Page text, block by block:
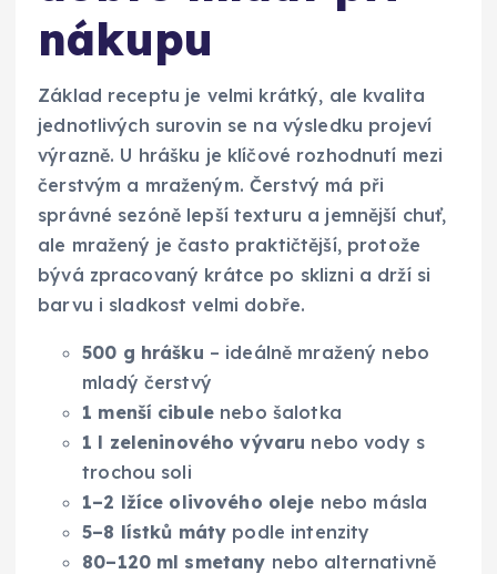
nákupu
Základ receptu je velmi krátký, ale kvalita
jednotlivých surovin se na výsledku projeví
výrazně. U hrášku je klíčové rozhodnutí mezi
čerstvým a mraženým. Čerstvý má při
správné sezóně lepší texturu a jemnější chuť,
ale mražený je často praktičtější, protože
bývá zpracovaný krátce po sklizni a drží si
barvu i sladkost velmi dobře.
500 g hrášku – ideálně mražený nebo
mladý čerstvý
1 menší cibule nebo šalotka
1 l zeleninového vývaru nebo vody s
trochou soli
1–2 lžíce olivového oleje nebo másla
5–8 lístků máty podle intenzity
80–120 ml smetany nebo alternativně